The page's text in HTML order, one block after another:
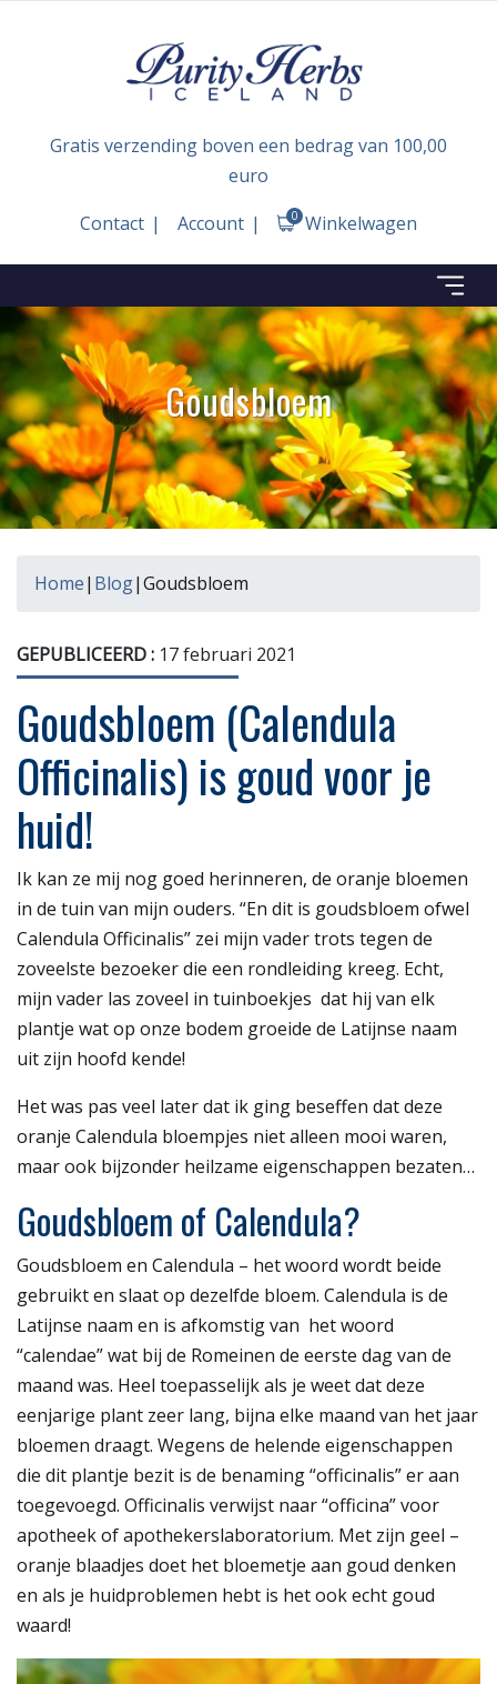
Gratis verzending boven een bedrag van 100,00
euro
Contact
Account Winkelwagen
0
Goudsbloem
Home| Blog|Goudsbloem
GEPUBLICEERD : 17 februari 2021
Goudsbloem (Calendula
Officinalis) is goud voor je
huid!
Ik kan ze mij nog goed herinneren, de oranje bloemen
in de tuin van mijn ouders. “En dit is goudsbloem ofwel
Calendula Officinalis” zei mijn vader trots tegen de
zoveelste bezoeker die een rondleiding kreeg. Echt,
mijn vader las zoveel in tuinboekjes dat hij van elk
plantje wat op onze bodem groeide de Latijnse naam
uit zijn hoofd kende!
Het was pas veel later dat ik ging beseffen dat deze
oranje Calendula bloempjes niet alleen mooi waren,
maar ook bijzonder heilzame eigenschappen bezaten…
Goudsbloem of Calendula?
Goudsbloem en Calendula – het woord wordt beide
gebruikt en slaat op dezelfde bloem. Calendula is de
Latijnse naam en is afkomstig van het woord
“calendae” wat bij de Romeinen de eerste dag van de
maand was. Heel toepasselijk als je weet dat deze
eenjarige plant zeer lang, bijna elke maand van het jaar
bloemen draagt. Wegens de helende eigenschappen
die dit plantje bezit is de benaming “officinalis” er aan
toegevoegd. Officinalis verwijst naar “officina” voor
apotheek of apothekerslaboratorium. Met zijn geel –
oranje blaadjes doet het bloemetje aan goud denken
en als je huidproblemen hebt is het ook echt goud
waard!